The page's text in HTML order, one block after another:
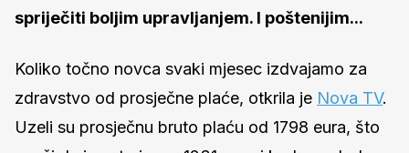
spriječiti boljim upravljanjem. I poštenijim...
Koliko točno novca svaki mjesec izdvajamo za
zdravstvo od prosječne plaće, otkrila je Nova TV.
Uzeli su prosječnu bruto plaću od 1798 eura, što